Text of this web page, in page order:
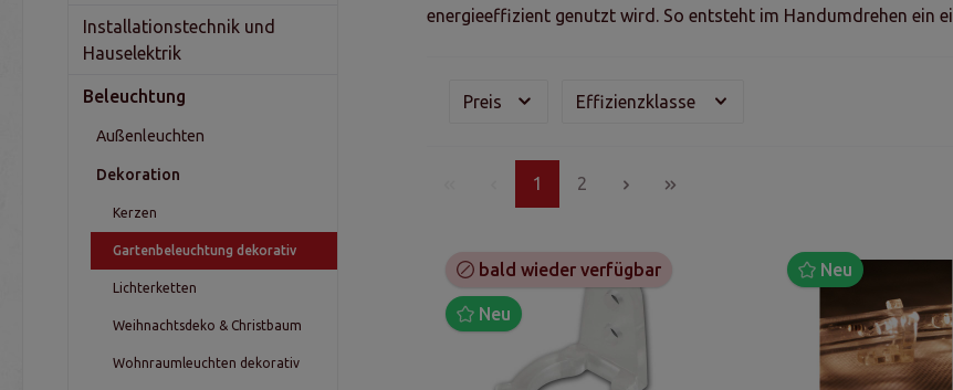
Installationstechnik und
Hauselektrik
Beleuchtung
Außenleuchten
Dekoration
Kerzen
Gartenbeleuchtung dekorativ
Lichterketten
Weihnachtsdeko & Christbaum
Wohnraumleuchten dekorativ
energieeffizient genutzt wird. So entsteht im Handumdrehen ein
Preis Effizienzklasse
1 2
bald wieder verfügbar
Neu
Neu